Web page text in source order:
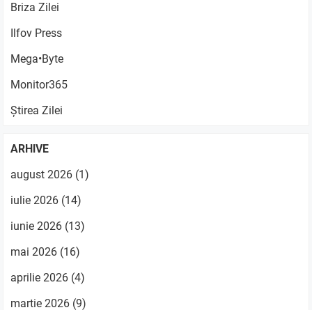
Briza Zilei
Ilfov Press
Mega•Byte
Monitor365
Știrea Zilei
ARHIVE
august 2026 (1)
iulie 2026 (14)
iunie 2026 (13)
mai 2026 (16)
aprilie 2026 (4)
martie 2026 (9)